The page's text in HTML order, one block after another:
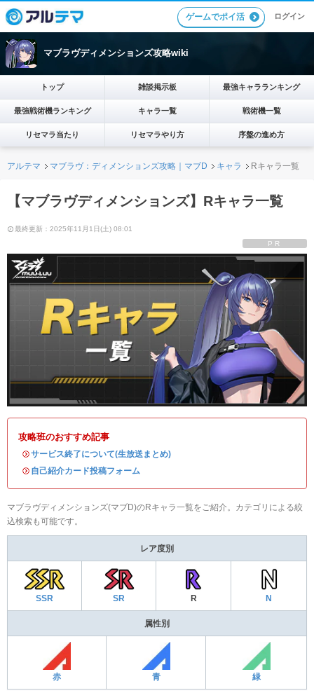
ゲームでポイ活 ログイン
マブラヴディメンションズ攻略wiki
トップ 雑談掲示板 最強キャラランキング
最強戦術機ランキング キャラ一覧 戦術機一覧
リセマラ当たり リセマラやり方 序盤の進め方
アルテマ マブラヴ：ディメンションズ攻略｜マブD キャラ Rキャラ一覧
【マブラヴディメンションズ】Rキャラ一覧
最終更新：2025年11月1日(土) 08:01
PR
攻略班のおすすめ記事
・サービス終了について(生放送まとめ)
・ 自己紹介カード投稿フォーム
マブラヴディメンションズ(マブD)のRキャラ一覧をご紹介。カテゴリによる絞
込検索も可能です。
レア度別
SSR SR R N
属性別
赤 青 緑